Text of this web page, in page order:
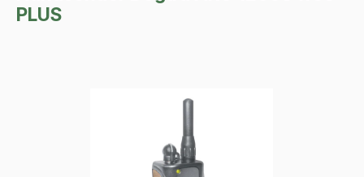
PLUS